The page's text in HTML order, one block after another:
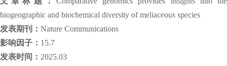
biogeographic and biochemical diversity of meliaceous species
发表期刊： Nature Communications
影响因子： 15.7
发表时间： 2025.03